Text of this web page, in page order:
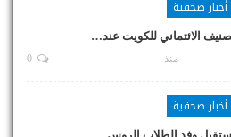
أخبار صحفية
الائتماني للكويت عند…
منذ
أخبار صحفية